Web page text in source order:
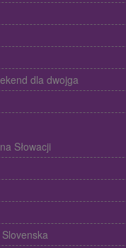
dla dwojga
Słowacji